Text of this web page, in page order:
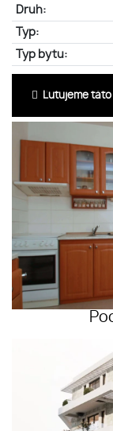
Druh:
Typ:
Typ bytu:
Ľutujeme